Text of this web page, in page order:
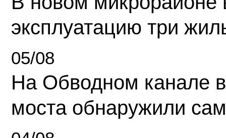
эксплуатацию три
05/08
На Обводном канале
моста обнаружили